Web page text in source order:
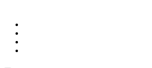
content
Skip
content